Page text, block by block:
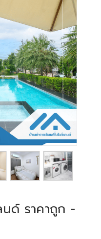
ด์ ราคาถูก -